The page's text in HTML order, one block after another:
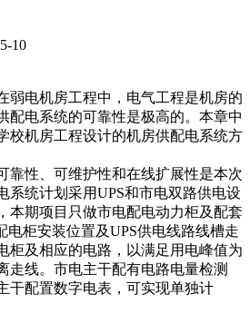
10
弱电机房工程中，电气工程是机房的
配电系统的可靠性是极高的。本章中
校机房工程设计的机房供配电系统方
靠性、可维护性和在线扩展性是本次
系统计划采用UPS和市电双路供电设
本期项目只做市电配电动力柜及配套
电柜安装位置及UPS供电线路线槽走
柜及相应的电路，以满足用电峰值为
走线。市电主干配有电路电量检测
干配置数字电表，可实现单独计